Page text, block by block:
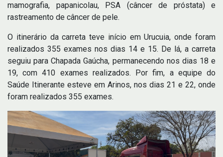
mamografia, papanicolau, PSA (câncer de próstata) e
rastreamento de câncer de pele.
O itinerário da carreta teve início em Urucuia, onde foram
realizados 355 exames nos dias 14 e 15. De lá, a carreta
seguiu para Chapada Gaúcha, permanecendo nos dias 18 e
19, com 410 exames realizados. Por fim, a equipe do
Saúde Itinerante esteve em Arinos, nos dias 21 e 22, onde
foram realizados 355 exames.